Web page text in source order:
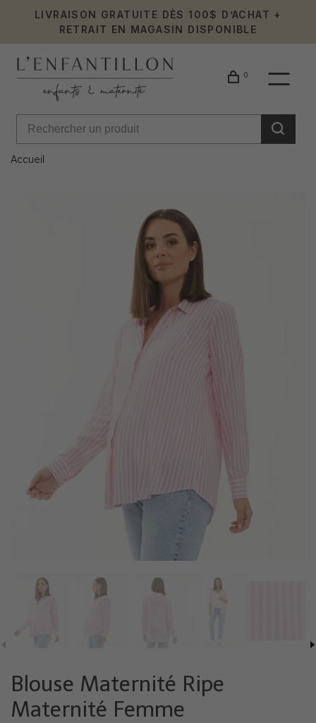
LIVRAISON GRATUITE DÈS 100$ D’ACHAT +
RETRAIT EN MAGASIN DISPONIBLE
0
Accueil
Blouse Maternité Ripe
Maternité Femme